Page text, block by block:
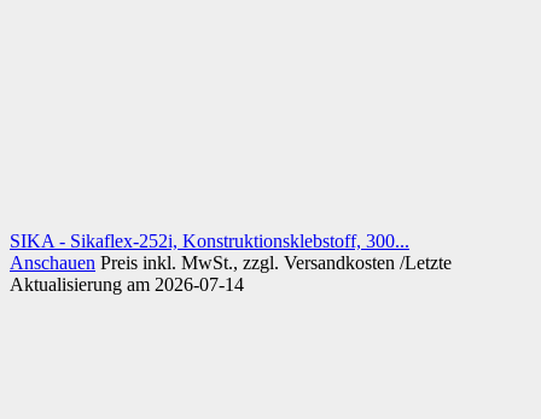
SIKA - Sikaflex-252i, Konstruktionsklebstoff, 300...
Anschauen Preis inkl. MwSt., zzgl. Versandkosten /Letzte
Aktualisierung am 2026-07-14